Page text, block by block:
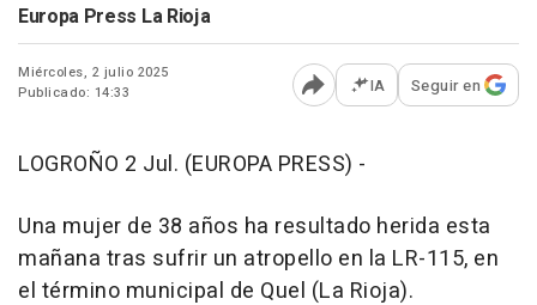
Europa Press La Rioja
Miércoles, 2 julio 2025
Publicado: 14:33
Abrir opciones para
IA Seguir en
LOGROÑO 2 Jul. (EUROPA PRESS) -
Una mujer de 38 años ha resultado herida esta
mañana tras sufrir un atropello en la LR-115, en
el término municipal de Quel (La Rioja).